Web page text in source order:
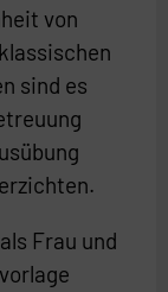
von
sind es
Frau und